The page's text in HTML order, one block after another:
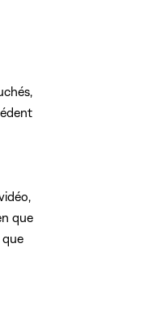
que
que